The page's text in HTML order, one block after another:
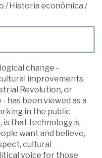
/Historia económica /
change -
improvements
Revolution, or
has been viewed as a
in the public
is that technology is
want and believe,
cultural
voice for those